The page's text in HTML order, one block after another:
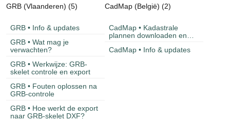
GRB (Vlaanderen) (5)
GRB • Info & updates
GRB • Wat mag je
verwachten?
GRB • Werkwijze: GRB-
skelet controle en export
GRB • Fouten oplossen na
GRB-controle
GRB • Hoe werkt de export
naar GRB-skelet DXF?
CadMap (België) (2)
CadMap • Kadastrale
plannen downloaden en
CadMap • Info & updates